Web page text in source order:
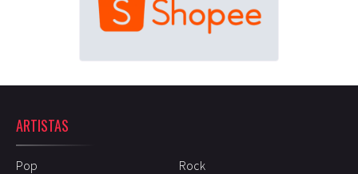
ARTISTAS
Pop
Rock